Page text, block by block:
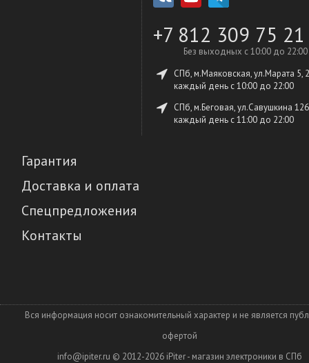
+7 812 309 75 21
Без выходных с 10:00 до 22:00
СПб, м.Маяковская, ул.Марата 5,
каждый день c 10:00 до 22:00
СПб, м.Беговая, ул.Савушкина
каждый день c 11:00 до 22:00
Гарантия
Доставка и оплата
Спецпредложения
Контакты
Вся информация носит ознакомительный характер и не является
офертой
info@ipiter.ru © 2012-2026 iPiter - магазин электроники в СПб